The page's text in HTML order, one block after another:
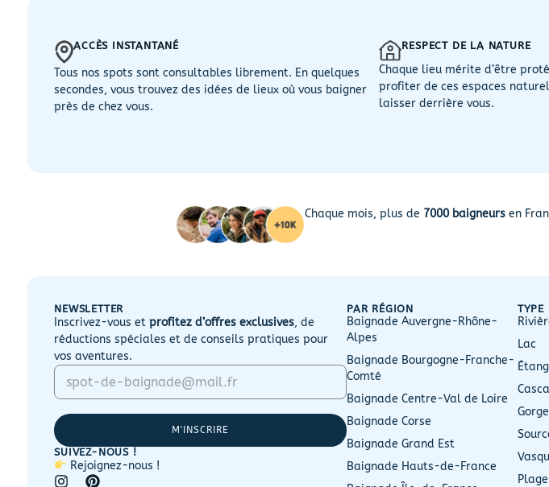
ACCÈS INSTANTANÉ
Tous nos spots sont consultables librement. En quelques
secondes, vous trouvez des idées de lieux où vous baigner
près de chez vous.
RESPECT DE LA NATURE
Chaque lieu mérite d’être
profiter de ces espaces
laisser derrière vous.
Chaque mois, plus de 7000 baigneurs en
NEWSLETTER
Inscrivez-vous etprofitez d’offres exclusives, de
réductions spéciales et de conseils pratiques pour
vos aventures.
E
a
l
E
m
a
i
E
a
l
*
M'INSCRIRE
SUIVEZ-NOUS !
Rejoignez-nous !
PAR RÉGION
Baignade Auvergne-Rhône-
Alpes
Baignade Bourgogne-Franche-
Comté
Baignade Centre-Val de Loire
Baignade Corse
Baignade Grand Est
Baignade Hauts-de-France
TYPE
Lac
Étang
Gorge